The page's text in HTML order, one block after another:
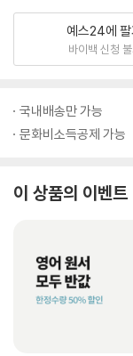
예스24에 팔
바이백 신청
국내배송만 가능
문화비소득공제 가능
이 상품의 이벤트